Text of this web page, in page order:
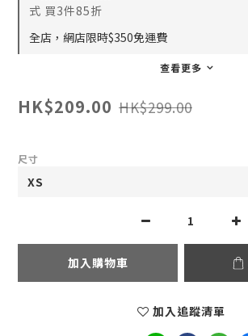
式 買3件85折
全店，網店限時$350免運費
查看更多
HK$209.00 HK$299.00
尺寸
加入購物車
加入追蹤清單